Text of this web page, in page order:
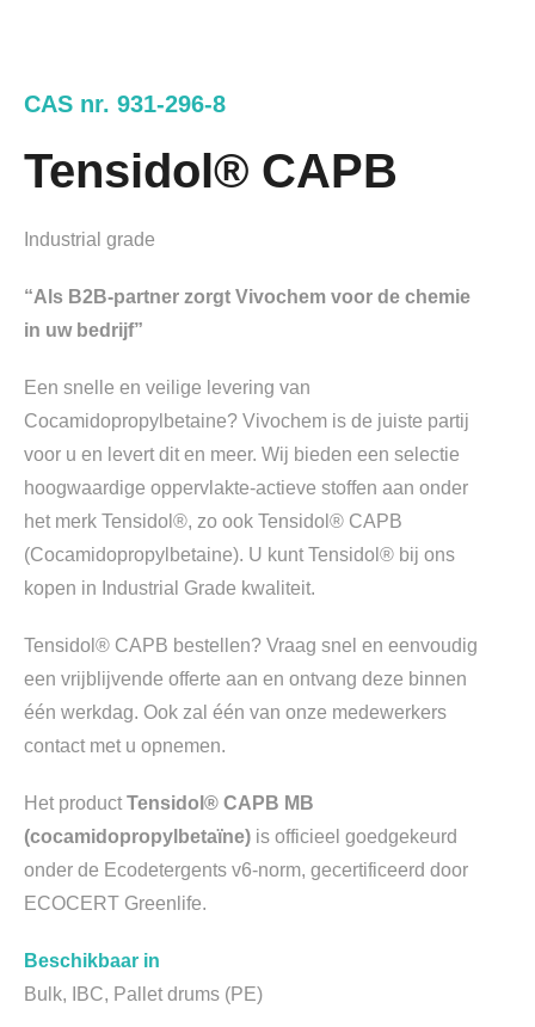
CAS nr. 931-296-8
Tensidol® CAPB
Industrial grade
“Als B2B-partner zorgt Vivochem voor de chemie
in uw bedrijf”
Een snelle en veilige levering van
Cocamidopropylbetaine? Vivochem is de juiste partij
voor u en levert dit en meer. Wij bieden een selectie
hoogwaardige oppervlakte-actieve stoffen aan onder
het merk Tensidol®, zo ook Tensidol® CAPB
(Cocamidopropylbetaine). U kunt Tensidol® bij ons
kopen in Industrial Grade kwaliteit.
Tensidol® CAPB bestellen? Vraag snel en eenvoudig
een vrijblijvende offerte aan en ontvang deze binnen
één werkdag. Ook zal één van onze medewerkers
contact met u opnemen.
Het product Tensidol® CAPB MB
(cocamidopropylbetaïne) is officieel goedgekeurd
onder de Ecodetergents v6-norm, gecertificeerd door
ECOCERT Greenlife.
Beschikbaar in
Bulk, IBC, Pallet drums (PE)